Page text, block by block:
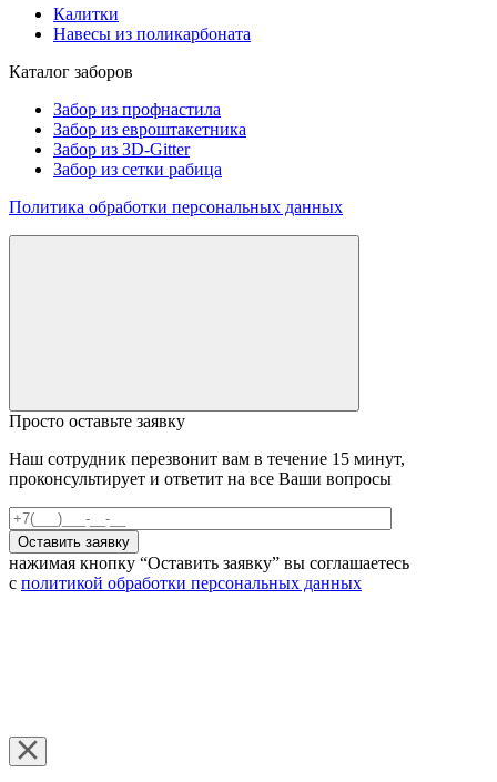
Калитки
Навесы из поликарбоната
Каталог заборов
Забор из профнастила
Забор из евроштакетника
Забор из 3D-Gitter
Забор из сетки рабица
Политика обработки персональных данных
Просто оставьте заявку
Наш сотрудник перезвонит вам в течение 15 минут,
проконсультирует и ответит на все Ваши вопросы
нажимая кнопку “Оставить заявку” вы соглашаетесь
с политикой обработки персональных данных